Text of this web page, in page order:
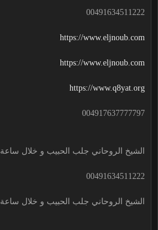
00491634511222
https://www.eljnoub.com
https://www.eljnoub.com
https://www.q8yat.org
004917637777797
الشيخ الروحاني جلب الحبيب و خلال ساعة
00491634511222
الشيخ الروحاني جلب الحبيب و خلال ساعة